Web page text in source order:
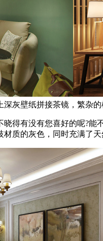
灰壁纸拼接茶镜，繁杂
有没有您喜好的呢?能
质的灰色，同时充满了天